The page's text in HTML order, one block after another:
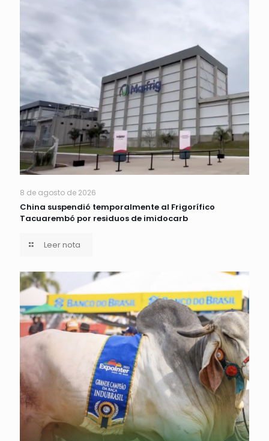
8 de agosto de 2026
China suspendió temporalmente al Frigorífico
Tacuarembó por residuos de imidocarb
Leer nota